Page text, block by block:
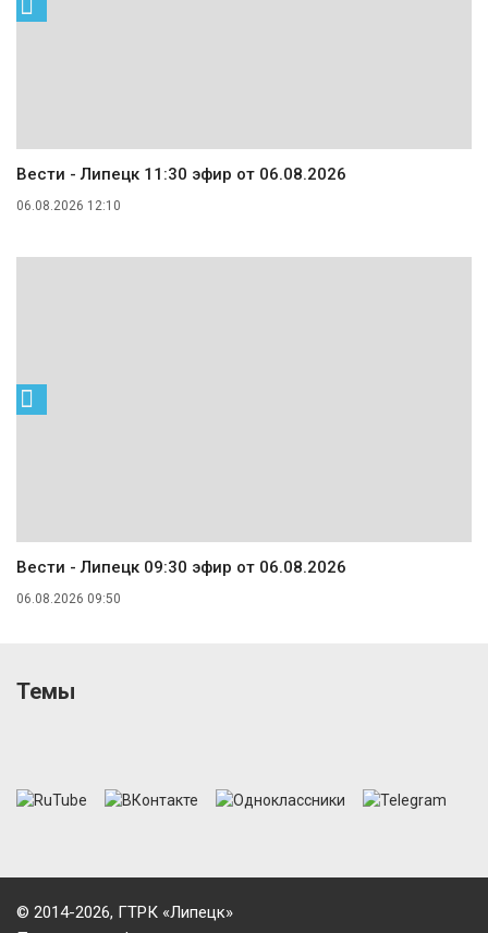
Вести - Липецк 11:30 эфир от 06.08.2026
06.08.2026 12:10
Вести - Липецк 09:30 эфир от 06.08.2026
06.08.2026 09:50
Темы
© 2014-2026, ГТРК «Липецк»